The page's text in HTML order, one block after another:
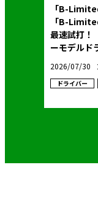
「B-
「B-
最速試打
ーモデルド
2026/07/30
ドライバー